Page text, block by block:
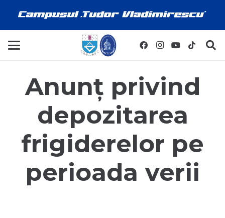
Anunț privind
depozitarea
frigiderelor pe
perioada verii